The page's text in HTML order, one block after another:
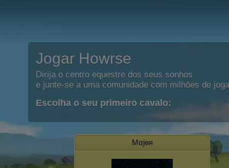
Jogar Howrse
Dirija o centro equestre dos seus sonhos
e junte-se a uma comunidade com milhões de
Escolha o seu primeiro cavalo:
Mαjѳя